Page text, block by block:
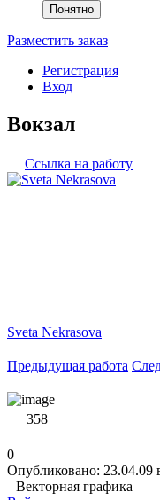
Понятно
Разместить заказ
Регистрация
Вход
Вокзал
Ссылка на работу
Sveta Nekrasova
Предыдущая работа
358
0
Опубликовано: 23.04.09
Векторная графика